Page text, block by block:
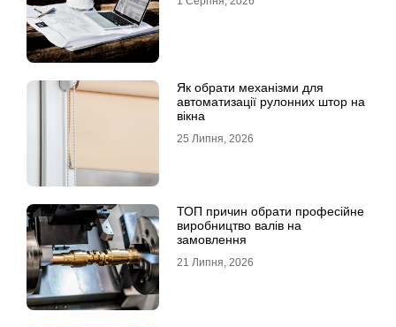
Як обрати механізми для
автоматизації рулонних штор на
вікна
25 Липня, 2026
ТОП причин обрати професійне
виробництво валів на
замовлення
21 Липня, 2026